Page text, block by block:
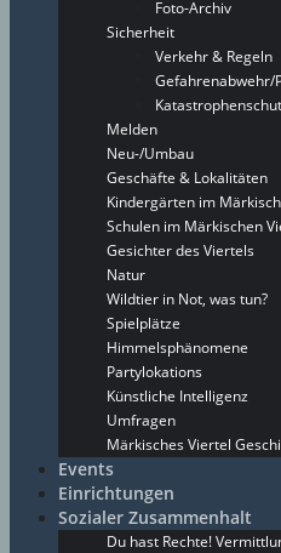
Foto-Archiv
Sicherheit
Verkehr & Regeln
Gefahrenabwehr/
Melden
Neu-/Umbau
Geschäfte & Lokalitäten
Kindergärten im
Schulen im Märkischen
Gesichter des Viertels
Natur
Wildtier in Not, was tun?
Spielplätze
Himmelsphänomene
Partylokations
Künstliche Intelligenz
Umfragen
Märkisches Viertel
Events
Einrichtungen
Sozialer Zusammenhalt
Du hast Rechte!